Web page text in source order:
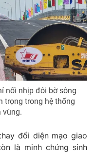
nối nhịp đôi bờ sông
trọng trong hệ thống
vùng.
đổi diện mạo giao
là minh chứng sinh